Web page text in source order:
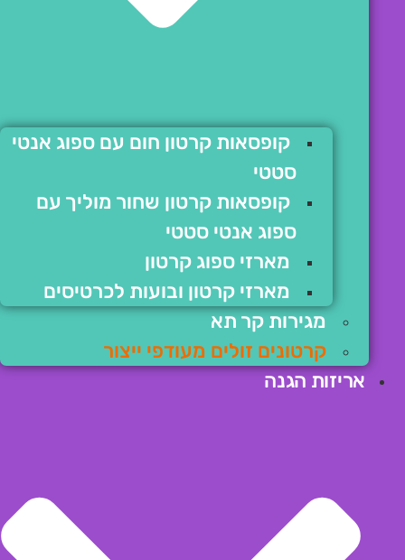
קופסאות קרטון חום עם ספוג אנטי
סטטי
קופסאות קרטון שחור מוליך עם
ספוג אנטי סטטי
מארזי ספוג קרטון
מארזי קרטון ובועות לכרטיסים
מגירות קר תא
קרטונים זולים מעודפי ייצור
אריזות הגנה